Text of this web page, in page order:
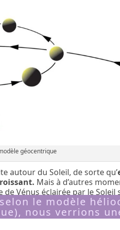
géocentrique
autour du Soleil, de sorte qu’
Mais à d’autres
Vénus éclairée par le Soleil
le modèle
nous verrions